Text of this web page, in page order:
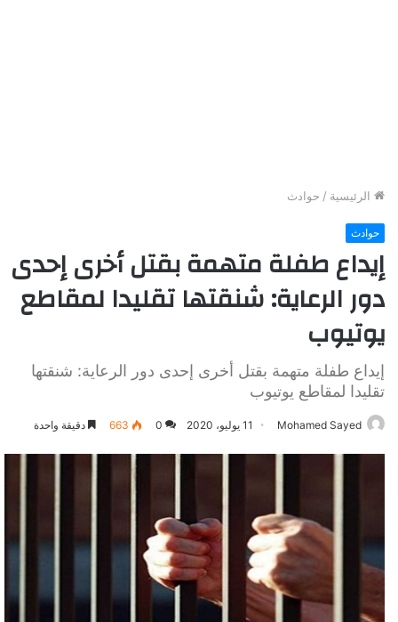
الرئيسية / حوادث
حوادث
إيداع طفلة متهمة بقتل أخرى إحدى
دور الرعاية: شنقتها تقليدا لمقاطع
يوتيوب
إيداع طفلة متهمة بقتل أخرى إحدى دور الرعاية: شنقتها
تقليدا لمقاطع يوتيوب
Mohamed Sayed 11 يوليو، 2020 0
663 دقيقة واحدة